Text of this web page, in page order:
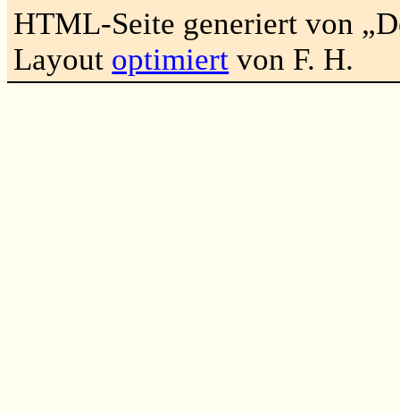
HTML-Seite generiert von
Layout optimiert von F. H.